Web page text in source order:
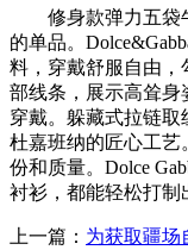
修身款弹力五袋牛
的单品。
料，穿戴舒服自由，
部线条，展示高耸身
穿戴。躲藏式拉链取
杜嘉班纳的匠心工艺
份和质量。Dolce
衬衫，都能轻松打制
上一篇： 为获取疆场